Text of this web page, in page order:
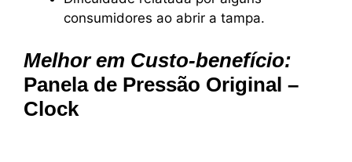
consumidores ao abrir a tampa.
Melhor em Custo-benefício:
Panela de Pressão Original –
Clock